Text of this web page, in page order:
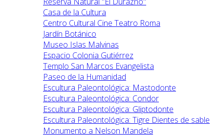
Casa de la Cultura
Centro Cultural Cine Teatro Roma
Jardín Botánico
Museo Islas Malvinas
Espacio Colonia Gutiérrez
Templo San Marcos Evangelista
Paseo de la Humanidad
Escultura Paleontológica: Mastodonte
Escultura Paleontológica: Condor
Escultura Paleontológica: Gliptodonte
Escultura Paleontológica: Tigre Dientes de sable
Monumento a Nelson Mandela